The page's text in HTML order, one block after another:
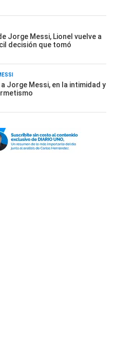
Jorge Messi, Lionel vuelve a
decisión que tomó
Jorge Messi, en la intimidad y